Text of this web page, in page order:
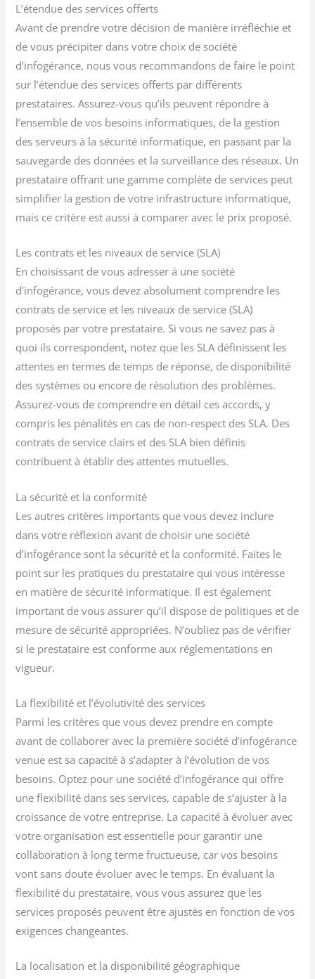
L’étendue des services offerts
Avant de prendre votre décision de manière irréfléchie et
de vous précipiter dans votre choix de société
d’infogérance, nous vous recommandons de faire le point
sur l’étendue des services offerts par différents
prestataires. Assurez-vous qu’ils peuvent répondre à
l’ensemble de vos besoins informatiques, de la gestion
des serveurs à la sécurité informatique, en passant par la
sauvegarde des données et la surveillance des réseaux. Un
prestataire offrant une gamme complète de services peut
simplifier la gestion de votre infrastructure informatique,
mais ce critère est aussi à comparer avec le prix proposé.
Les contrats et les niveaux de service (SLA)
En choisissant de vous adresser à une société
d’infogérance, vous devez absolument comprendre les
contrats de service et les niveaux de service (SLA)
proposés par votre prestataire. Si vous ne savez pas à
quoi ils correspondent, notez que les SLA définissent les
attentes en termes de temps de réponse, de disponibilité
des systèmes ou encore de résolution des problèmes.
Assurez-vous de comprendre en détail ces accords, y
compris les pénalités en cas de non-respect des SLA. Des
contrats de service clairs et des SLA bien définis
contribuent à établir des attentes mutuelles.
La sécurité et la conformité
Les autres critères importants que vous devez inclure
dans votre réflexion avant de choisir une société
d’infogérance sont la sécurité et la conformité. Faites le
point sur les pratiques du prestataire qui vous intéresse
en matière de sécurité informatique. Il est également
important de vous assurer qu’il dispose de politiques et de
mesure de sécurité appropriées. N’oubliez pas de vérifier
si le prestataire est conforme aux réglementations en
vigueur.
La flexibilité et l’évolutivité des services
Parmi les critères que vous devez prendre en compte
avant de collaborer avec la première société d’infogérance
venue est sa capacité à s’adapter à l’évolution de vos
besoins. Optez pour une société d’infogérance qui offre
une flexibilité dans ses services, capable de s’ajuster à la
croissance de votre entreprise. La capacité à évoluer avec
votre organisation est essentielle pour garantir une
collaboration à long terme fructueuse, car vos besoins
vont sans doute évoluer avec le temps. En évaluant la
flexibilité du prestataire, vous vous assurez que les
services proposés peuvent être ajustés en fonction de vos
exigences changeantes.
La localisation et la disponibilité géographique